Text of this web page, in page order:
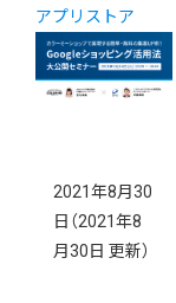
アプリストア
2021年8月30
日 （2021年8
月30日 更新）